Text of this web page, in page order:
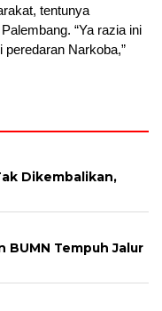
tentunya
“Ya razia ini
Narkoba,”
Dikembalikan,
BUMN Tempuh Jalur